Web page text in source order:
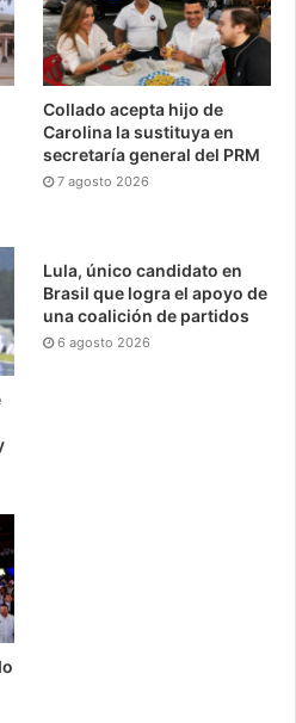
Collado acepta hijo de
Carolina la sustituya en
secretaría general del PRM
7 agosto 2026
Lula, único candidato en
Brasil que logra el apoyo de
una coalición de partidos
6 agosto 2026